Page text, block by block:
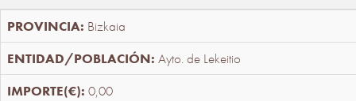
Bizkaia
Ayto. de Lekeitio
0,00